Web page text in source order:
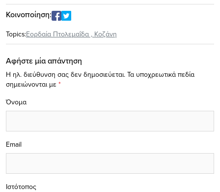
Κοινοποίηση:
Topics:Εορδαία Πτολεμαΐδα , Κοζάνη
Αφήστε μία απάντηση
Η ηλ. διεύθυνση σας δεν δημοσιεύεται. Τα υποχρεωτικά πεδία
σημειώνονται με *
Όνομα
Email
Ιστότοπος